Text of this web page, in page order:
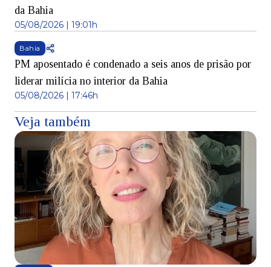
da Bahia
05/08/2026 | 19:01h
Bahia
PM aposentado é condenado a seis anos de prisão por
liderar milícia no interior da Bahia
05/08/2026 | 17:46h
Veja também